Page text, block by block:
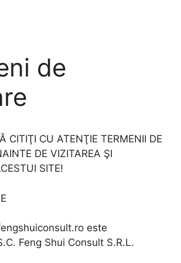
de
CITIŢI CU ATENŢIE TERMENII DE
DE VIZITAREA ŞI
SITE!
este
Feng Shui Consult S.R.L.